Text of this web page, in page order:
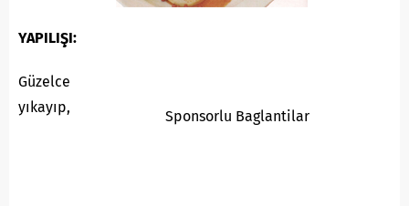
YAPILIŞI:
Sponsorlu Baglantilar
Güzelce
yıkayıp,